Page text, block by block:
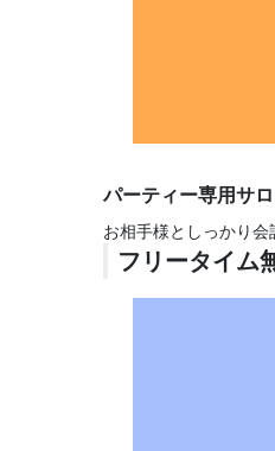
パーティー専用サ
お相手様としっかり会
フリータイム